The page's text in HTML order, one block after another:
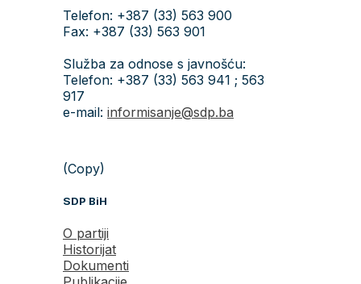
Telefon: +387 (33) 563 900
Fax: +387 (33) 563 901
Služba za odnose s javnošću:
Telefon: +387 (33) 563 941 ; 563
917
e-mail: informisanje@sdp.ba
(Copy)
SDP BiH
O partiji
Historijat
Dokumenti